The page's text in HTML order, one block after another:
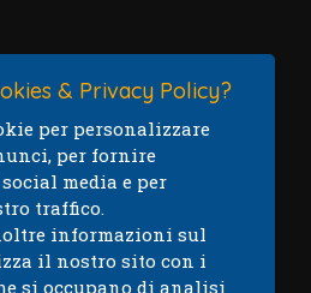
& Privacy Policy?
per personalizzare
per fornire
media e per
traffico.
informazioni sul
il nostro sito con i
si occupano di analisi